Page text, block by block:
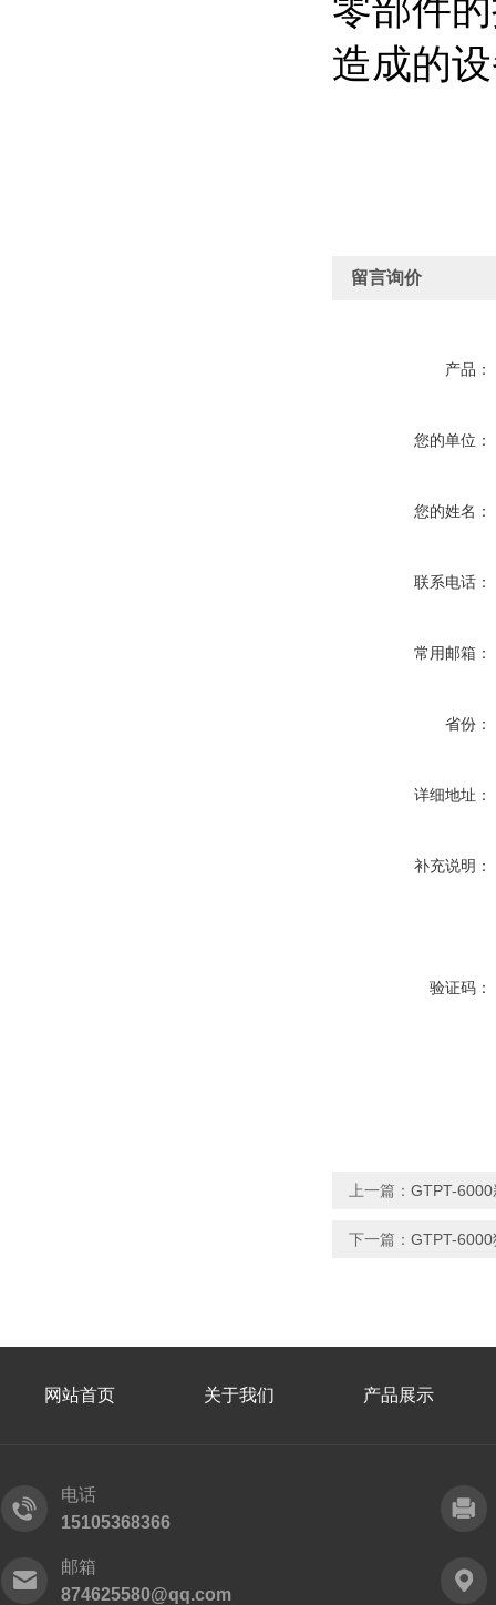
零部件
造成的
留言询价
产品：
您的单位：
您的姓名：
联系电话：
常用邮箱：
省份：
详细地址：
补充说明：
验证码：
上一篇： GTPT-
下一篇： GTPT-
网站首页 关于我们 产品展示
电话
15105368366
邮箱
874625580@qq.com